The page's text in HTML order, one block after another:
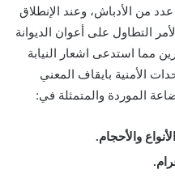
من الأدباش، وعند الإنطلاق
التطاول على أعوان الديوانة
مما استدعى اشعار النيابة
الأمنية بايقاف المعني
الموردة والمتمثلة في: